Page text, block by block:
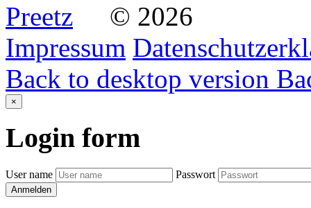
© 2026
Impressum
Back to desktop version
×
Login form
User name Passwort
Anmelden